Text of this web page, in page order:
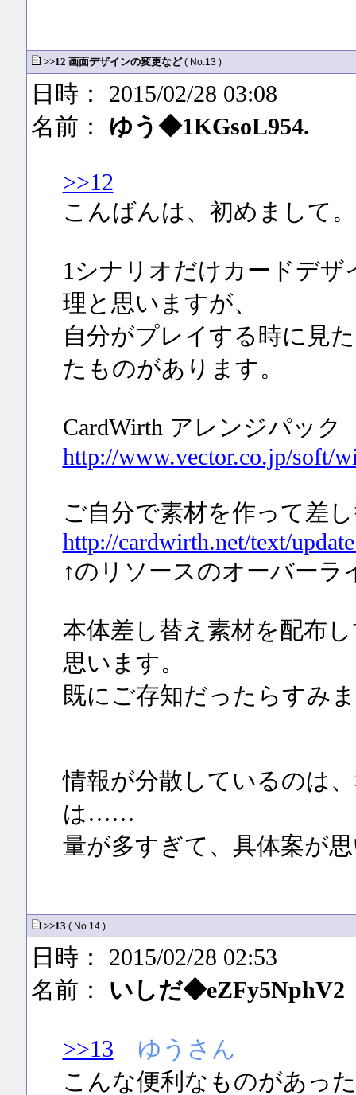
>>12 画面デザインの変更など ( No.13 )
日時： 2015/02/28 03:08
名前： ゆう◆1KGsoL954.
>>12
こんばんは、初めまして
1シナリオだけカードデ
理と思いますが、
自分がプレイする時に見
たものがあります。
CardWirth アレンジパック
http://www.vector.co.jp/soft/
ご自分で素材を作って差
http://cardwirth.net/text/
↑のリソースのオーバー
本体差し替え素材を配布
思います。
既にご存知だったらすみ
情報が分散しているのは
は……
量が多すぎて、具体案が
>>13 ( No.14 )
日時： 2015/02/28 02:53
名前： いしだ◆eZFy5NphV2
>>13 ゆうさん
こんな便利なものがあっ